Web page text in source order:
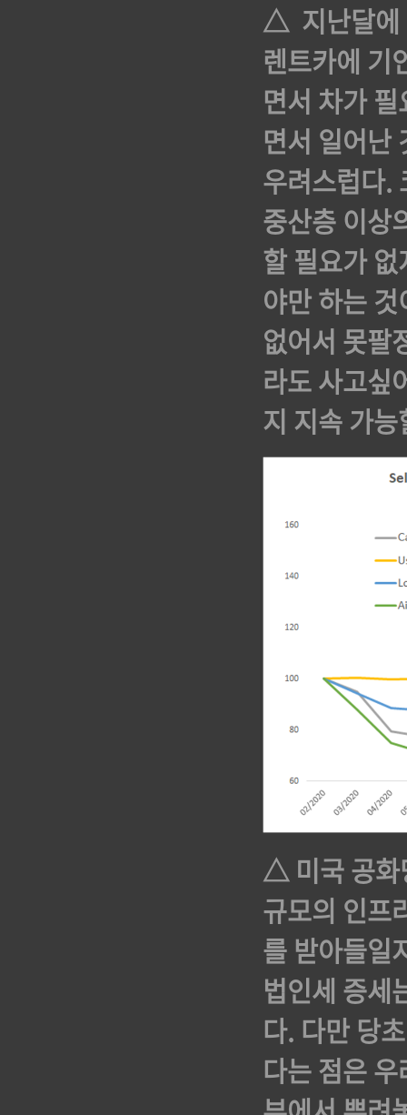
△ 지난달에
렌트카에 기
면서 차가
면서 일어난
우려스럽다.
중산층 이상
할 필요가
야만 하는
없어서 못팔
라도 사고싶
지 지속 가
△ 미국 공화
규모의 인프
를 받아들일
법인세 증세
다. 다만 당
다는 점은